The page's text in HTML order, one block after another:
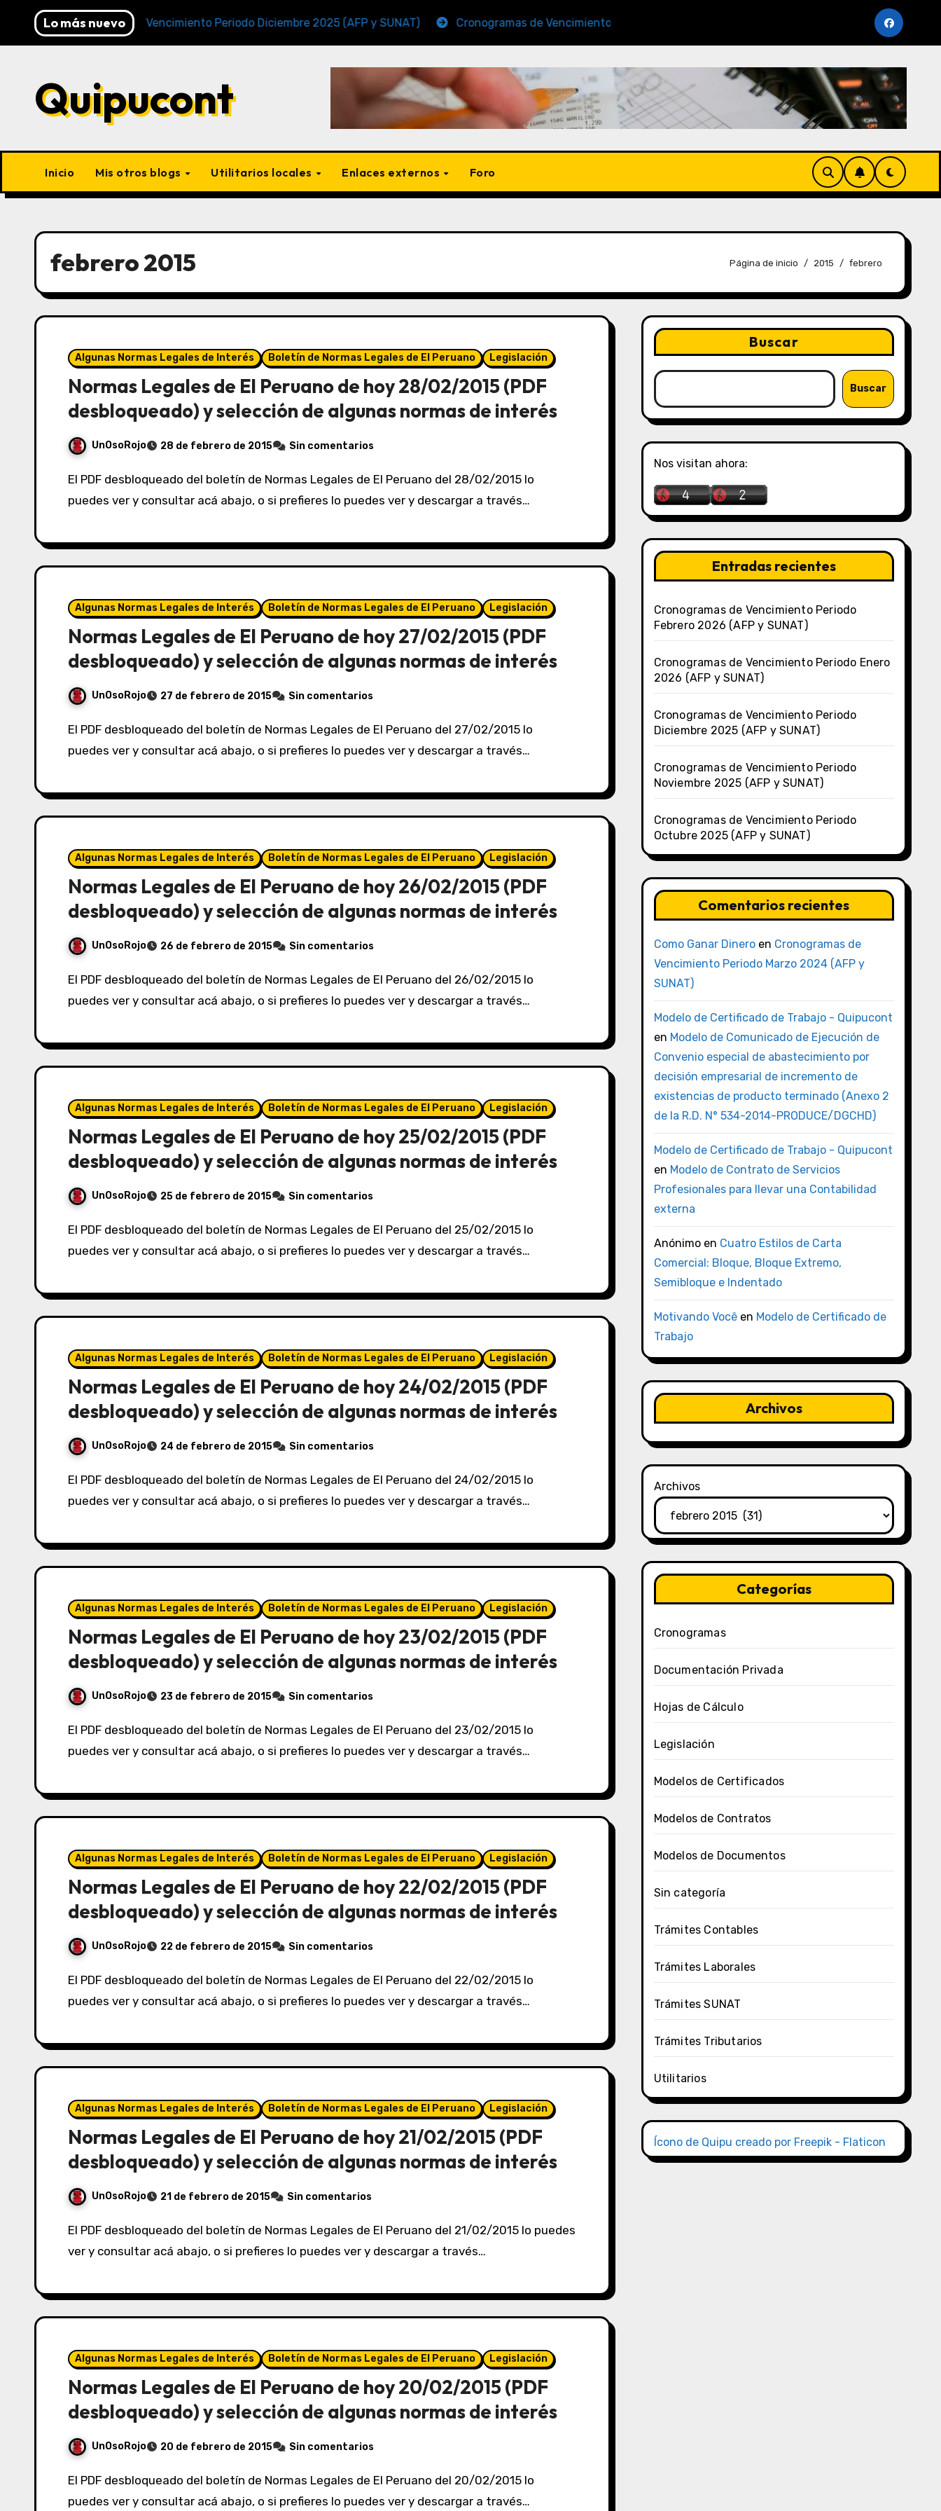
Lo más nuevo
Cronogramas de Vencimiento Periodo Diciembre 2025 (AFP y SUNAT) Cronogramas de Vencimiento Periodo Noviembre 2025 (AFP y SUNAT) Cronogramas de
Quipucont
Inicio Mis otros blogs Utilitarios locales Enlaces externos Foro
febrero 2015 Página de inicio 2015 febrero
Algunas Normas Legales de Interés Boletín de Normas Legales de El Peruano Legislación
Normas Legales de El Peruano de hoy 28/02/2015 (PDF
desbloqueado) y selección de algunas normas de interés
UnOsoRojo 28 de febrero de 2015 Sin comentarios
El PDF desbloqueado del boletín de Normas Legales de El Peruano del 28/02/2015 lo
puedes ver y consultar acá abajo, o si prefieres lo puedes ver y descargar a través…
Algunas Normas Legales de Interés Boletín de Normas Legales de El Peruano Legislación
Normas Legales de El Peruano de hoy 27/02/2015 (PDF
desbloqueado) y selección de algunas normas de interés
UnOsoRojo 27 de febrero de 2015 Sin comentarios
El PDF desbloqueado del boletín de Normas Legales de El Peruano del 27/02/2015 lo
puedes ver y consultar acá abajo, o si prefieres lo puedes ver y descargar a través…
Algunas Normas Legales de Interés Boletín de Normas Legales de El Peruano Legislación
Normas Legales de El Peruano de hoy 26/02/2015 (PDF
desbloqueado) y selección de algunas normas de interés
UnOsoRojo 26 de febrero de 2015 Sin comentarios
El PDF desbloqueado del boletín de Normas Legales de El Peruano del 26/02/2015 lo
puedes ver y consultar acá abajo, o si prefieres lo puedes ver y descargar a través…
Algunas Normas Legales de Interés Boletín de Normas Legales de El Peruano Legislación
Normas Legales de El Peruano de hoy 25/02/2015 (PDF
desbloqueado) y selección de algunas normas de interés
UnOsoRojo 25 de febrero de 2015 Sin comentarios
El PDF desbloqueado del boletín de Normas Legales de El Peruano del 25/02/2015 lo
puedes ver y consultar acá abajo, o si prefieres lo puedes ver y descargar a través…
Algunas Normas Legales de Interés Boletín de Normas Legales de El Peruano Legislación
Normas Legales de El Peruano de hoy 24/02/2015 (PDF
desbloqueado) y selección de algunas normas de interés
UnOsoRojo 24 de febrero de 2015 Sin comentarios
El PDF desbloqueado del boletín de Normas Legales de El Peruano del 24/02/2015 lo
puedes ver y consultar acá abajo, o si prefieres lo puedes ver y descargar a través…
Algunas Normas Legales de Interés Boletín de Normas Legales de El Peruano Legislación
Normas Legales de El Peruano de hoy 23/02/2015 (PDF
desbloqueado) y selección de algunas normas de interés
UnOsoRojo 23 de febrero de 2015 Sin comentarios
El PDF desbloqueado del boletín de Normas Legales de El Peruano del 23/02/2015 lo
puedes ver y consultar acá abajo, o si prefieres lo puedes ver y descargar a través…
Algunas Normas Legales de Interés Boletín de Normas Legales de El Peruano Legislación
Normas Legales de El Peruano de hoy 22/02/2015 (PDF
desbloqueado) y selección de algunas normas de interés
UnOsoRojo 22 de febrero de 2015 Sin comentarios
El PDF desbloqueado del boletín de Normas Legales de El Peruano del 22/02/2015 lo
puedes ver y consultar acá abajo, o si prefieres lo puedes ver y descargar a través…
Algunas Normas Legales de Interés Boletín de Normas Legales de El Peruano Legislación
Normas Legales de El Peruano de hoy 21/02/2015 (PDF
desbloqueado) y selección de algunas normas de interés
UnOsoRojo 21 de febrero de 2015 Sin comentarios
El PDF desbloqueado del boletín de Normas Legales de El Peruano del 21/02/2015 lo puedes
ver y consultar acá abajo, o si prefieres lo puedes ver y descargar a través…
Algunas Normas Legales de Interés Boletín de Normas Legales de El Peruano Legislación
Normas Legales de El Peruano de hoy 20/02/2015 (PDF
desbloqueado) y selección de algunas normas de interés
UnOsoRojo 20 de febrero de 2015 Sin comentarios
El PDF desbloqueado del boletín de Normas Legales de El Peruano del 20/02/2015 lo
puedes ver y consultar acá abajo, o si prefieres lo puedes ver y descargar a través…
Buscar
Buscar
Nos visitan ahora:
Entradas recientes
Cronogramas de Vencimiento Periodo
Febrero 2026 (AFP y SUNAT)
Cronogramas de Vencimiento Periodo Enero
2026 (AFP y SUNAT)
Cronogramas de Vencimiento Periodo
Diciembre 2025 (AFP y SUNAT)
Cronogramas de Vencimiento Periodo
Noviembre 2025 (AFP y SUNAT)
Cronogramas de Vencimiento Periodo
Octubre 2025 (AFP y SUNAT)
Comentarios recientes
Como Ganar Dineroen Cronogramas de
Vencimiento Periodo Marzo 2024 (AFP y
SUNAT)
Modelo de Certificado de Trabajo - Quipucont
en Modelo de Comunicado de Ejecución de
Convenio especial de abastecimiento por
decisión empresarial de incremento de
existencias de producto terminado (Anexo 2
de la R.D. N° 534-2014-PRODUCE/DGCHD)
Modelo de Certificado de Trabajo - Quipucont
en Modelo de Contrato de Servicios
Profesionales para llevar una Contabilidad
externa
Anónimoen Cuatro Estilos de Carta
Comercial: Bloque, Bloque Extremo,
Semibloque e Indentado
Motivando Vocêen Modelo de Certificado de
Trabajo
Archivos
Archivos
Categorías
Cronogramas
Documentación Privada
Hojas de Cálculo
Legislación
Modelos de Certificados
Modelos de Contratos
Modelos de Documentos
Sin categoría
Trámites Contables
Trámites Laborales
Trámites SUNAT
Trámites Tributarios
Utilitarios
Ícono de Quipu creado por Freepik - Flaticon